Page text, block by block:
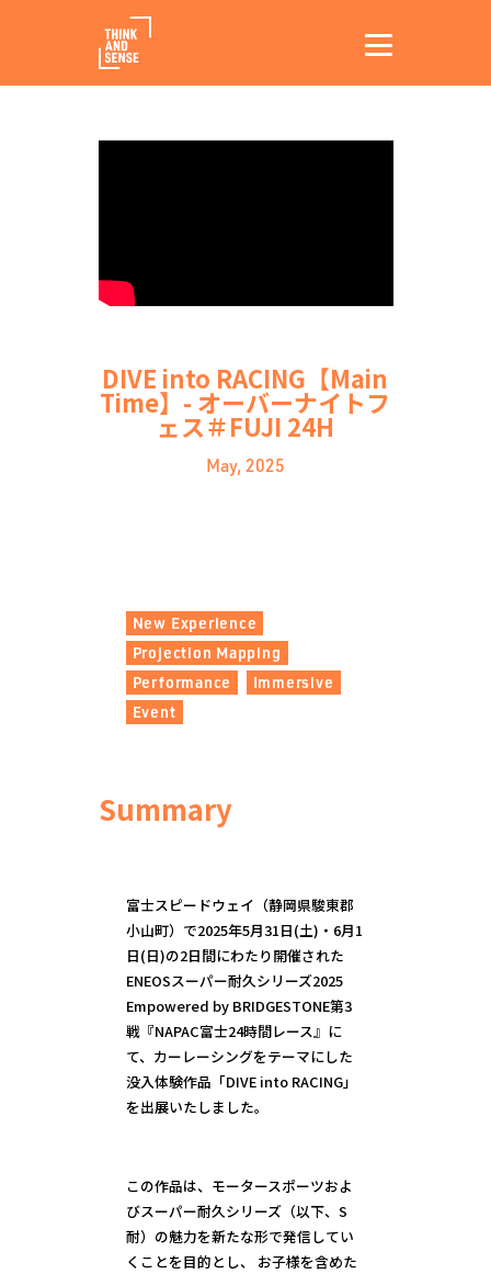
DIVE into RACING【Main
Time】- オーバーナイトフ
ェス＃FUJI 24H
May, 2025
New Experience
Projection Mapping
Performance
Immersive
Event
Summary
富士スピードウェイ（静岡県駿東郡
小山町）で2025年5月31日(土)・6月1
日(日)の2日間にわたり開催された
ENEOSスーパー耐久シリーズ2025
Empowered by BRIDGESTONE第3
戦『NAPAC富士24時間レース』に
て、カーレーシングをテーマにした
没入体験作品「DIVE into RACING」
を出展いたしました。
この作品は、モータースポーツおよ
びスーパー耐久シリーズ（以下、S
耐）の魅力を新たな形で発信してい
くことを目的とし、 お子様を含めた